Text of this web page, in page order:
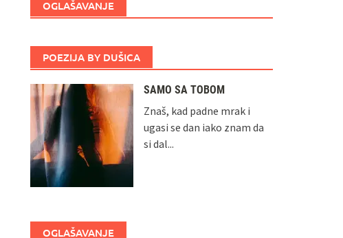
OGLAŠAVANJE
POEZIJA BY DUŠICA
SAMO SA TOBOM
Znaš, kad padne mrak i
ugasi se dan iako znam da
si dal...
OGLAŠAVANJE